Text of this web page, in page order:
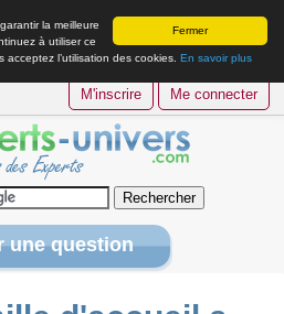
Fermer
la meilleure
à utiliser ce
l’utilisation des cookies. En savoir plus
M'inscrire Me connecter
une question